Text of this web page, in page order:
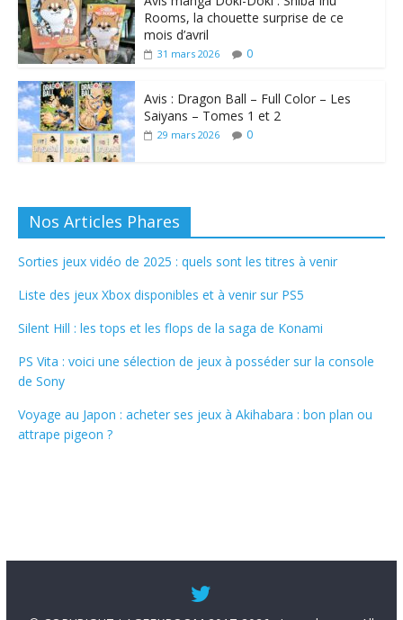
Rooms, la chouette surprise de ce
mois d’avril
31 mars 2026 0
Avis : Dragon Ball – Full Color – Les
Saiyans – Tomes 1 et 2
29 mars 2026 0
Nos Articles Phares
Sorties jeux vidéo de 2025 : quels sont les titres à venir
Liste des jeux Xbox disponibles et à venir sur PS5
Silent Hill : les tops et les flops de la saga de Konami
PS Vita : voici une sélection de jeux à posséder sur la console
de Sony
Voyage au Japon : acheter ses jeux à Akihabara : bon plan ou
attrape pigeon ?